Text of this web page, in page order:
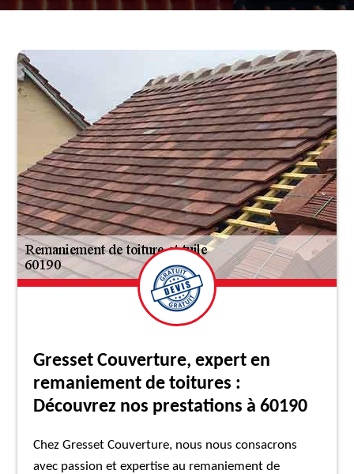
Gresset Couverture, expert en
remaniement de toitures :
Découvrez nos prestations à 60190
Chez Gresset Couverture, nous nous consacrons
avec passion et expertise au remaniement de